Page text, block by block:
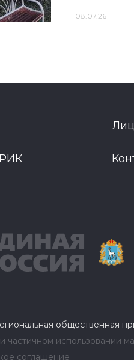
08.07.26
общественная
частичном использовании
соглашение